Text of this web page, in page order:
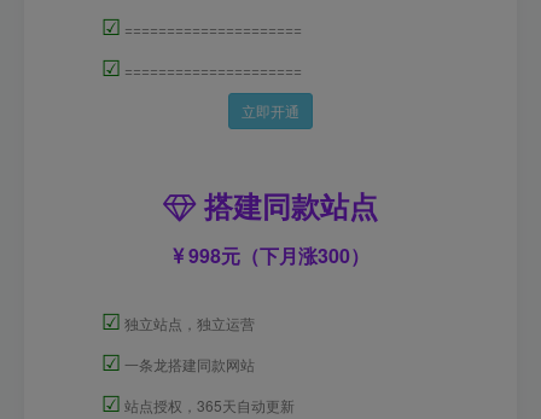
☑ =====================
☑ =====================
立即开通
搭建同款站点
998元（下月涨300）
☑ 独立站点，独立运营
☑ 一条龙搭建同款网站
☑ 站点授权，365天自动更新